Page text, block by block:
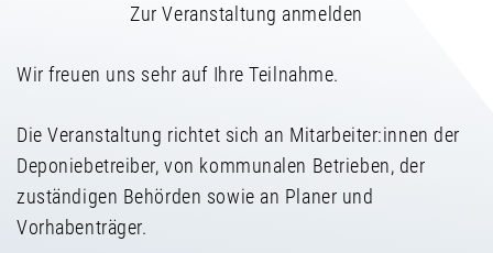
Zur Veranstaltung anmelden
Wir freuen uns sehr auf Ihre Teilnahme.
Die Veranstaltung richtet sich an Mitarbeiter:innen der
Deponiebetreiber, von kommunalen Betrieben, der
zuständigen Behörden sowie an Planer und
Vorhabenträger.